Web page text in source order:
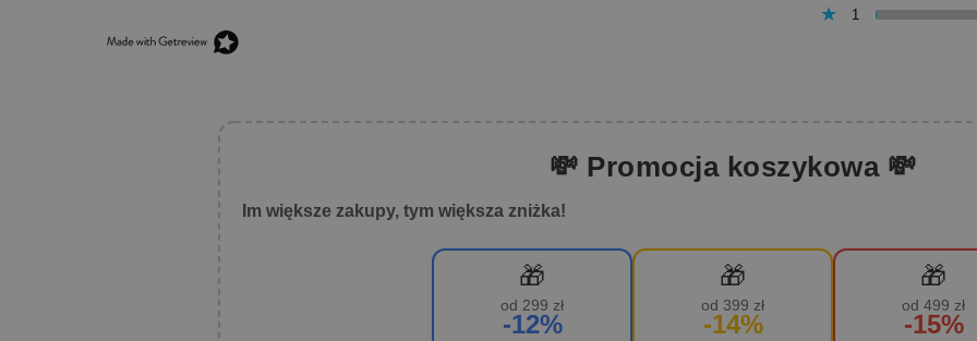
1
💸 Promocja koszykowa 💸
Im większe zakupy, tym większa zniżka!
🎁
od 299 zł
-12%
🎁
od 399 zł
-14%
🎁
od 499 zł
-15%